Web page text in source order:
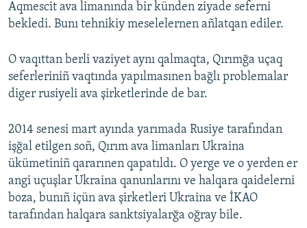
Aqmescit ava limanında bir künden ziyade seferni
bekledi. Bunı tehnikiy meselelernen añlatqan ediler.
O vaqıttan berli vaziyet aynı qalmaqta, Qırımğa uçaq
seferleriniñ vaqtında yapılmasınen bağlı problemalar
diger rusiyeli ava şirketlerinde de bar.
2014 senesi mart ayında yarımada Rusiye tarafından
işğal etilgen soñ, Qırım ava limanları Ukraina
ükümetiniñ qararınen qapatıldı. O yerge ve o yerden er
angi uçuşlar Ukraina qanunlarını ve halqara qaidelerni
boza, bunıñ içün ava şirketleri Ukraina ve İKAO
tarafından halqara sanktsiyalarğa oğray bile.